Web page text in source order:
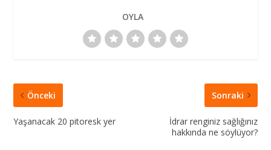
OYLA
Önceki
Yaşanacak 20 pitoresk yer
Sonraki
İdrar renginiz sağlığınız
hakkında ne söylüyor?